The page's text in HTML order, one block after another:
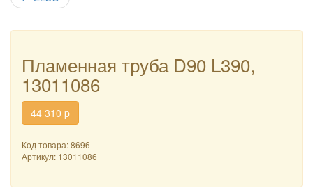
Пламенная труба D90 L390,
13011086
44 310 p
Код товара: 8696
Артикул: 13011086